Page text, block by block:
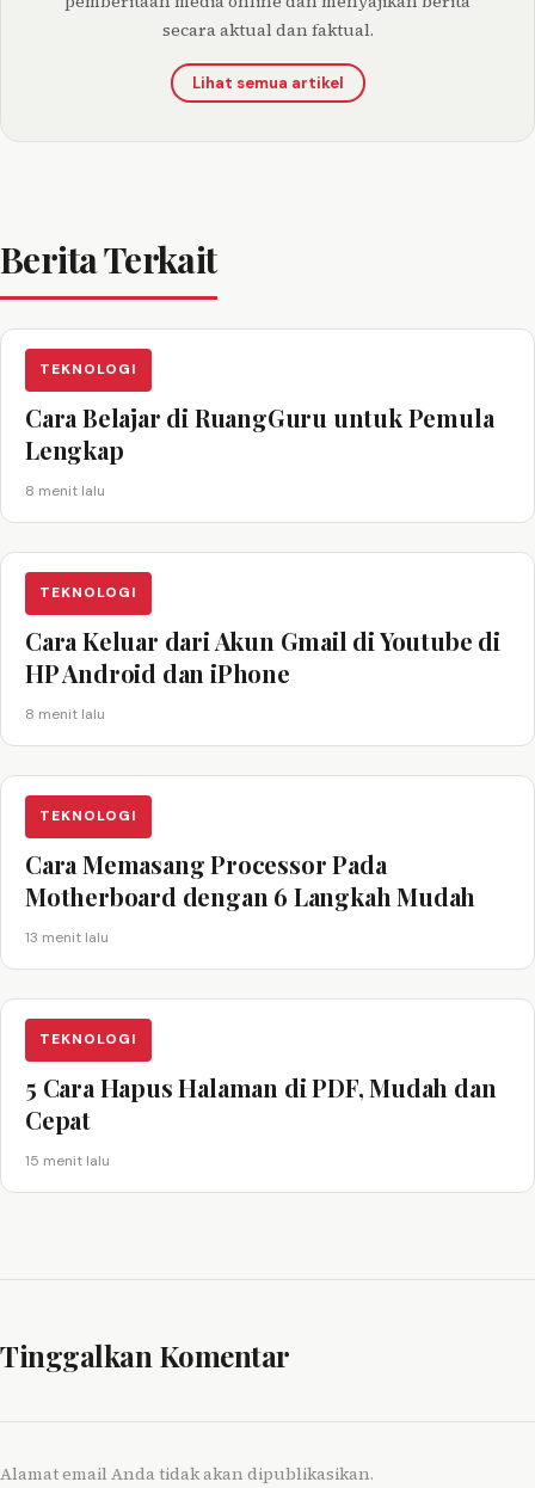
secara aktual dan faktual.
Lihat semua artikel
Berita Terkait
TEKNOLOGI
Cara Belajar di RuangGuru untuk Pemula
Lengkap
8 menit lalu
TEKNOLOGI
Cara Keluar dari Akun Gmail di Youtube di
HP Android dan iPhone
8 menit lalu
TEKNOLOGI
Cara Memasang Processor Pada
Motherboard dengan 6 Langkah Mudah
13 menit lalu
TEKNOLOGI
5 Cara Hapus Halaman di PDF, Mudah dan
Cepat
15 menit lalu
Tinggalkan Komentar
Alamat email Anda tidak akan dipublikasikan.